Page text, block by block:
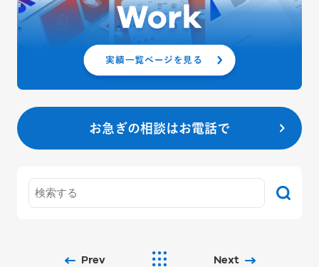
お急ぎの相談はお電話で
Prev Next